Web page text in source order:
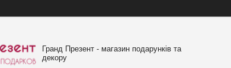
Гранд Презент - магазин подарунків та
декору